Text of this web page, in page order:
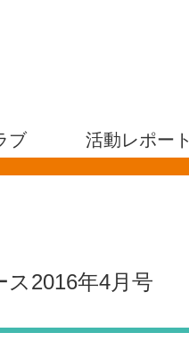
ブ 活動レポート
2016年4月号